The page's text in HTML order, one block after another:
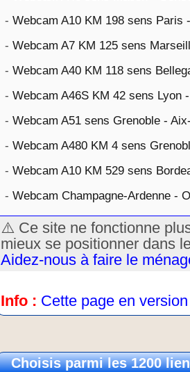
- Webcam A10 KM 198 sens Paris
- Webcam A7 KM 125 sens
- Webcam A40 KM 118 sens
- Webcam A46S KM 42 sens Lyon
- Webcam A51 sens Grenoble -
- Webcam A480 KM 4 sens
- Webcam A10 KM 529 sens
- Webcam Champagne-Ardenne -
⚠️ Ce site ne fonctionne
mieux se positionner dans
Aidez-nous à faire le
Info : Cette page en
Choisis parmi les 1200